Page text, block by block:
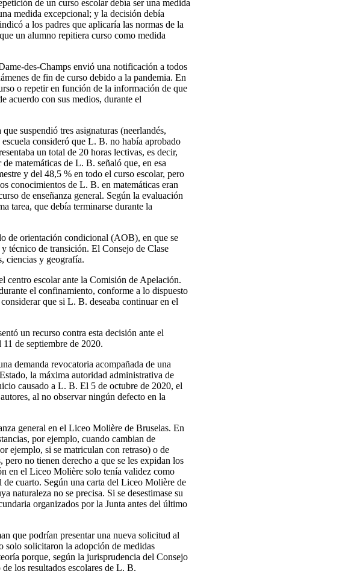
de un curso escolar debía ser una medida
medida excepcional; y la decisión debía
a los padres que aplicaría las normas de la
un alumno repitiera curso como medida
des-Champs envió una notificación a todos
de fin de curso debido a la pandemia. En
o repetir en función de la información de que
acuerdo con sus medios, durante el
suspendió tres asignaturas (neerlandés,
consideró que L. B. no había aprobado
un total de 20 horas lectivas, es decir,
matemáticas de L. B. señaló que, en esa
y del 48,5 % en todo el curso escolar, pero
conocimientos de L. B. en matemáticas eran
de enseñanza general. Según la evaluación
tarea, que debía terminarse durante la
de orientación condicional (AOB), en que se
técnico de transición. El Consejo de Clase
ciencias y geografía.
centro escolar ante la Comisión de Apelación.
el confinamiento, conforme a lo dispuesto
que si L. B. deseaba continuar en el
un recurso contra esta decisión ante el
de septiembre de 2020.
demanda revocatoria acompañada de una
la máxima autoridad administrativa de
causado a L. B. El 5 de octubre de 2020, el
al no observar ningún defecto en la
general en el Liceo Molière de Bruselas. En
por ejemplo, cuando cambian de
ejemplo, si se matriculan con retraso) o de
no tienen derecho a que se les expidan los
en el Liceo Molière solo tenía validez como
cuarto. Según una carta del Liceo Molière de
naturaleza no se precisa. Si se desestimase su
organizados por la Junta antes del último
que podrían presentar una nueva solicitud al
solo solicitaron la adopción de medidas
porque, según la jurisprudencia del Consejo
los resultados escolares de L. B.